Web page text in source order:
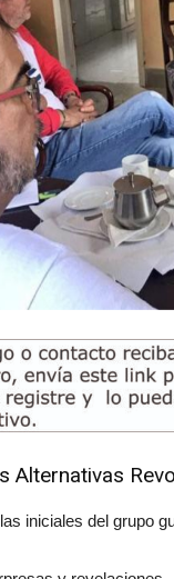
Alternativas
iniciales del grupo